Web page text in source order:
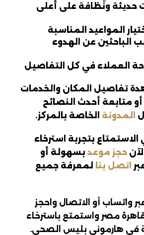
حديثة ونظافة على أعلى
المواعيد المناسبة
الباحثين عن الهدوء
العملاء في كل التفاصيل
تفاصيل المكان والخدمات
أو متابعة أحدث النصائح
المدونة الخاصة بالمركز.
بتجربة استرخاء
حجز موعد بسهولة أو
اتصل بنا
لمعرفة جميع
واتساب أو الاتصال واحجز
مصر واستمتع باسترخاء
في هارموني بليس الصحي.